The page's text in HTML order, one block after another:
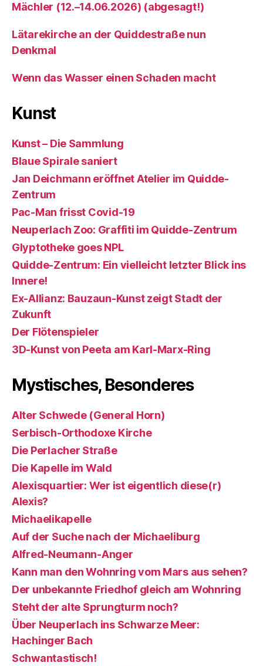
Mächler (12.–14.06.2026) (abgesagt!)
Lätarekirche an der Quiddestraße nun
Denkmal
Wenn das Wasser einen Schaden macht
Kunst
Kunst – Die Sammlung
Blaue Spirale saniert
Jan Deichmann eröffnet Atelier im Quidde-
Zentrum
Pac-Man frisst Covid-19
Neuperlach Zoo: Graffiti im Quidde-Zentrum
Glyptotheke goes NPL
Quidde-Zentrum: Ein vielleicht letzter Blick ins
Innere!
Ex-Allianz: Bauzaun-Kunst zeigt Stadt der
Zukunft
Der Flötenspieler
3D-Kunst von Peeta am Karl-Marx-Ring
Mystisches, Besonderes
Alter Schwede (General Horn)
Serbisch-Orthodoxe Kirche
Die Perlacher Straße
Die Kapelle im Wald
Alexisquartier: Wer ist eigentlich diese(r)
Alexis?
Michaelikapelle
Auf der Suche nach der Michaeliburg
Alfred-Neumann-Anger
Kann man den Wohnring vom Mars aus sehen?
Der unbekannte Friedhof gleich am Wohnring
Steht der alte Sprungturm noch?
Über Neuperlach ins Schwarze Meer:
Hachinger Bach
Schwantastisch!